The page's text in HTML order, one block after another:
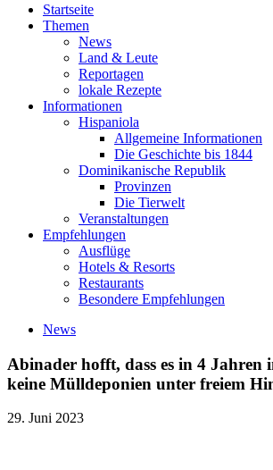
Startseite
Themen
News
Land & Leute
Reportagen
lokale Rezepte
Informationen
Hispaniola
Allgemeine Informationen
Die Geschichte bis 1844
Dominikanische Republik
Provinzen
Die Tierwelt
Veranstaltungen
Empfehlungen
Ausflüge
Hotels & Resorts
Restaurants
Besondere Empfehlungen
News
Abinader hofft, dass es in 4 Jahren
keine Mülldeponien unter freiem
29. Juni 2023